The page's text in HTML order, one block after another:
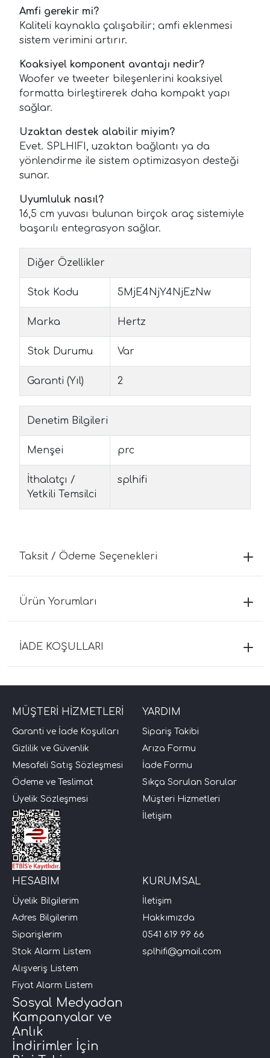
Amfi gerekir mi?
Kaliteli kaynakla çalışabilir; amfi eklenmesi
sistem verimini artırır.
Koaksiyel komponent avantajı nedir?
Woofer ve tweeter bileşenlerini koaksiyel
formatta birleştirerek daha kompakt yapı
sağlar.
Uzaktan destek alabilir miyim?
Evet. SPLHIFI, uzaktan bağlantı ya da
yönlendirme ile sistem optimizasyon desteği
sunar.
Uyumluluk nasıl?
16,5 cm yuvası bulunan birçok araç sistemiyle
başarılı entegrasyon sağlar.
Diğer Özellikler
Stok Kodu 5MjE4NjY4NjEzNw
Marka Hertz
Stok Durumu Var
Garanti (Yıl) 2
Denetim Bilgileri
Menşei prc
İthalatçı /
Yetkili Temsilci
splhifi
Taksit / Ödeme Seçenekleri
Ürün Yorumları
İADE KOŞULLARI
MÜŞTERİ HİZMETLERİ
Garanti ve İade Koşulları
Gizlilik ve Güvenlik
Mesafeli Satış Sözleşmesi
Ödeme ve Teslimat
Üyelik Sözleşmesi
YARDIM
Sipariş Takibi
Arıza Formu
İade Formu
Sıkça Sorulan Sorular
Müşteri Hizmetleri
İletişim
HESABIM
Üyelik Bilgilerim
Adres Bilgilerim
Siparişlerim
Stok Alarm Listem
Alışveriş Listem
Fiyat Alarm Listem
KURUMSAL
İletişim
Hakkımızda
0541 619 99 66
splhifi@gmail.com
Sosyal Medyadan
Kampanyalar ve
Anlık
İndirimler İçin